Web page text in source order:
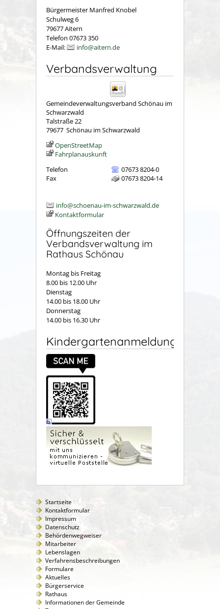
Bürgermeister Manfred Knobel
Schulweg 6
79677 Aitern
Telefon 07673 350
E-Mail:
info@aitern.de
Verbandsverwaltung
Gemeindeverwaltungsverband Schönau im
Schwarzwald
Talstraße 22
79677 Schönau im Schwarzwald
OpenStreetMap
Fahrplanauskunft
Telefon
07673 8204-0
Fax
07673 8204-14
info@schoenau-im-schwarzwald.de
Kontaktformular
Öffnungszeiten der
Verbandsverwaltung im
Rathaus Schönau
Montag bis Freitag
8.00 bis 12.00 Uhr
Dienstag
14.00 bis 18.00 Uhr
Donnerstag
14.00 bis 16.30 Uhr
Kindergartenanmeldung
Startseite
Kontaktformular
Impressum
Datenschutz
Behördenwegweiser
Mitarbeiter
Lebenslagen
Verfahrensbeschreibungen
Formulare
Aktuelles
Bürgerservice
Rathaus
Informationen der Gemeinde